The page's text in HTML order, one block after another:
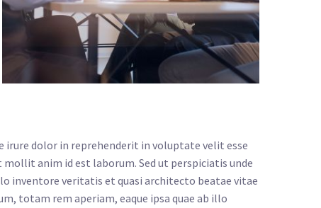
irure dolor in reprehenderit in voluptate velit esse
anim id est laborum. Sed ut perspiciatis unde
inventore veritatis et quasi architecto beatae vitae
totam rem aperiam, eaque ipsa quae ab illo